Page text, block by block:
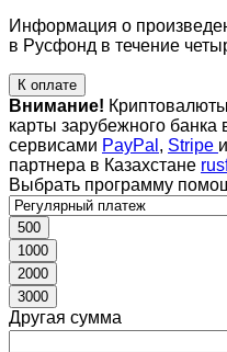
Информация о
в Русфонд в течение
К оплате
Внимание! Криптовалюты
карты зарубежного банка
сервисами PayPal , Stripe
партнера в Казахстане
Выбрать программу
500
1000
2000
3000
Другая сумма